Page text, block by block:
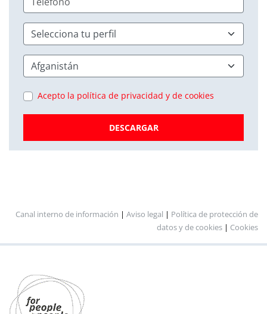
Acepto la política de privacidad y de cookies
DESCARGAR
Canal interno de información | Aviso legal | Política de protección de
datos y de cookies | Cookies